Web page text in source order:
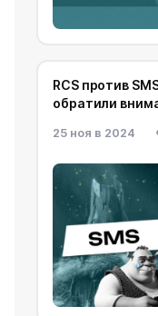
RCS против
обратили
25 ноя в 2024